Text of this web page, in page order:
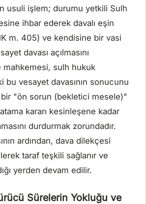
usuli işlem; durumu yetkili Sulh
ihbar ederek davalı eşin
m. 405) ve kendisine bir vasi
davası açılmasını
mahkemesi, sulh hukuk
bu vesayet davasının sonucunu
bir "ön sorun (bekletici mesele)"
kararı kesinleşene kadar
durdurmak zorundadır.
ardından, dava dilekçesi
taraf teşkili sağlanır ve
yerden devam edilir.
Sürelerin Yokluğu ve